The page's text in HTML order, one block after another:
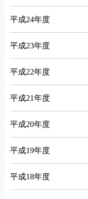
平成24年度
平成23年度
平成22年度
平成21年度
平成20年度
平成19年度
平成18年度